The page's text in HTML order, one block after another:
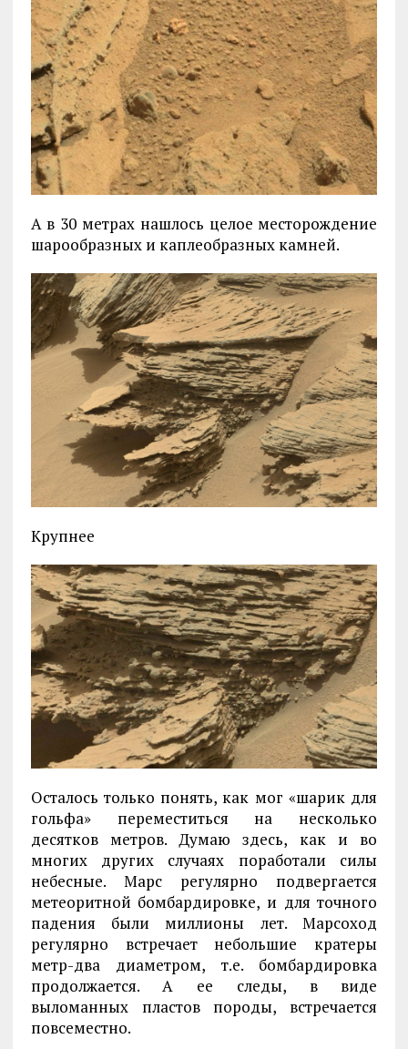
А в 30 метрах нашлось целое месторождение
шарообразных и каплеобразных камней.
Крупнее
Осталось только понять, как мог «шарик для
гольфа» переместиться на несколько
десятков метров. Думаю здесь, как и во
многих других случаях поработали силы
небесные. Марс регулярно подвергается
метеоритной бомбардировке, и для точного
падения были миллионы лет. Марсоход
регулярно встречает небольшие кратеры
метр-два диаметром, т.е. бомбардировка
продолжается. А ее следы, в виде
выломанных пластов породы, встречается
повсеместно.